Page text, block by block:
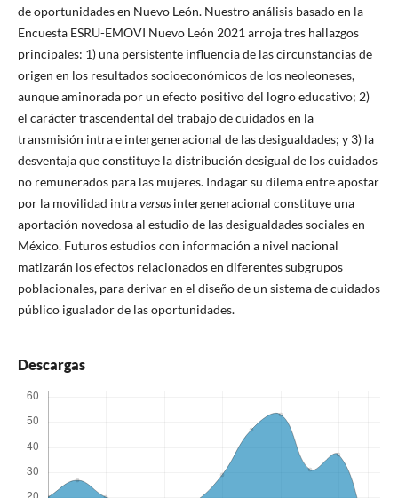
de oportunidades en Nuevo León. Nuestro análisis basado en la
Encuesta ESRU-EMOVI Nuevo León 2021 arroja tres hallazgos
principales: 1) una persistente influencia de las circunstancias de
origen en los resultados socioeconómicos de los neoleoneses,
aunque aminorada por un efecto positivo del logro educativo; 2)
el carácter trascendental del trabajo de cuidados en la
transmisión intra e intergeneracional de las desigualdades; y 3) la
desventaja que constituye la distribución desigual de los cuidados
no remunerados para las mujeres. Indagar su dilema entre apostar
por la movilidad intraversusintergeneracional constituye una
aportación novedosa al estudio de las desigualdades sociales en
México. Futuros estudios con información a nivel nacional
matizarán los efectos relacionados en diferentes subgrupos
poblacionales, para derivar en el diseño de un sistema de cuidados
público igualador de las oportunidades.
Descargas